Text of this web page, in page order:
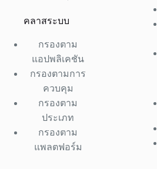
คลาสระบบ
กรองตาม
แอปพลิเคชัน
กรองตามการ
ควบคุม
กรองตาม
ประเภท
กรองตาม
แพลตฟอร์ม